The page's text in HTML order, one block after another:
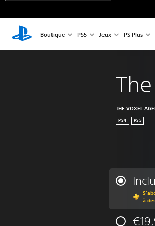
Boutique PS5 Jeux PS Plus
THE VOXEL
PS4 PS5
à